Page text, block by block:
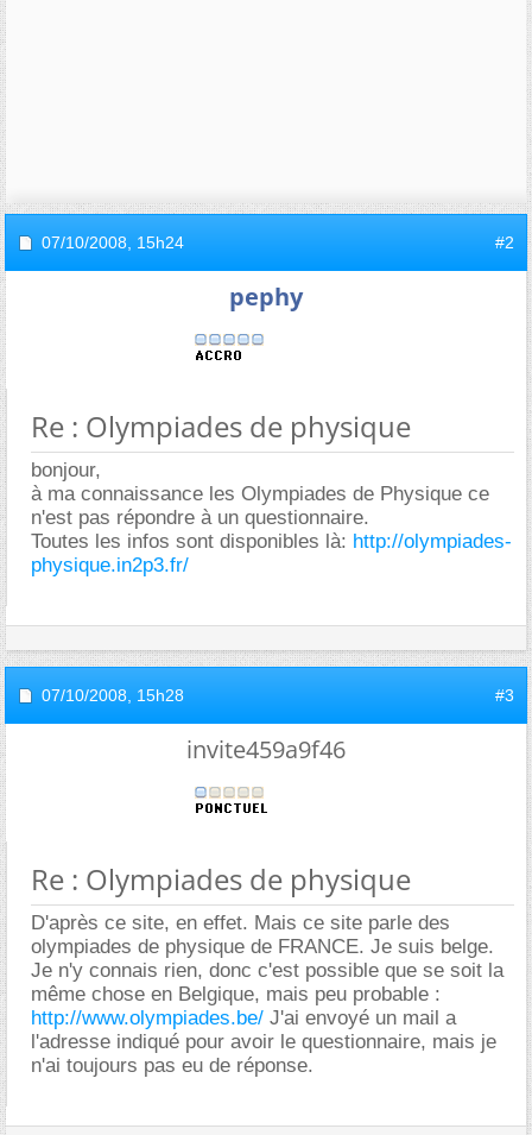
07/10/2008, 15h24 #2
pephy
Re : Olympiades de physique
bonjour,
à ma connaissance les Olympiades de Physique ce
n'est pas répondre à un questionnaire.
Toutes les infos sont disponibles là: http://olympiades-
physique.in2p3.fr/
07/10/2008, 15h28 #3
invite459a9f46
Re : Olympiades de physique
D'après ce site, en effet. Mais ce site parle des
olympiades de physique de FRANCE. Je suis belge.
Je n'y connais rien, donc c'est possible que se soit la
même chose en Belgique, mais peu probable :
http://www.olympiades.be/ J'ai envoyé un mail a
l'adresse indiqué pour avoir le questionnaire, mais je
n'ai toujours pas eu de réponse.